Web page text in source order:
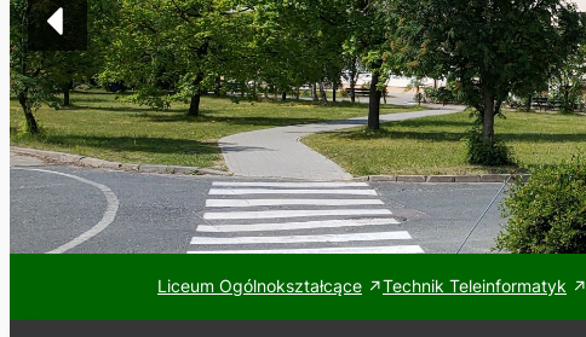
Liceum Ogólnokształcące Technik Teleinformatyk